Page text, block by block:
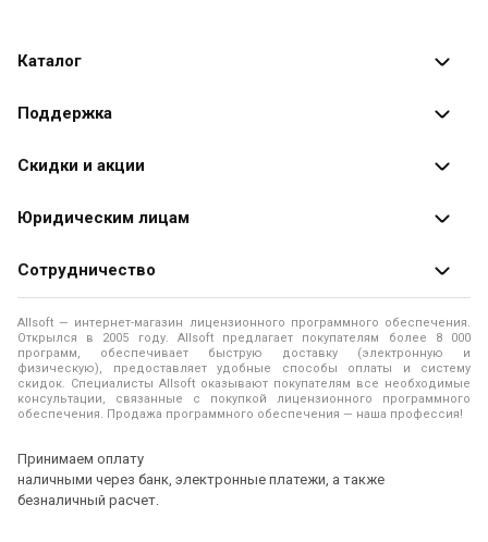
Принимаем оплату
наличными через банк, электронные платежи, а также
безналичный расчет.
Каталог
Каталог программ
Поддержка
Оплата заказов
Доставка заказа
Помощь
Правила продажи
Политика использования файлов Cookie
Скидки и акции
Специальные
Юридическим лицам
Продажа программ юридическим лицам
О лицензировании программного обеспечения
Программы для компьютера
Контакты
Сотрудничество
О магазине
Адреса и телефоны
Новости
Allsoft — интернет-магазин лицензионного программного обеспечения.
Открылся в 2005 году. Allsoft предлагает покупателям более 8 000
программ, обеспечивает быструю доставку (электронную и
физическую), предоставляет удобные способы оплаты и систему
скидок. Специалисты Allsoft оказывают покупателям все необходимые
консультации, связанные с покупкой лицензионного программного
обеспечения. Продажа программного обеспечения — наша профессия!